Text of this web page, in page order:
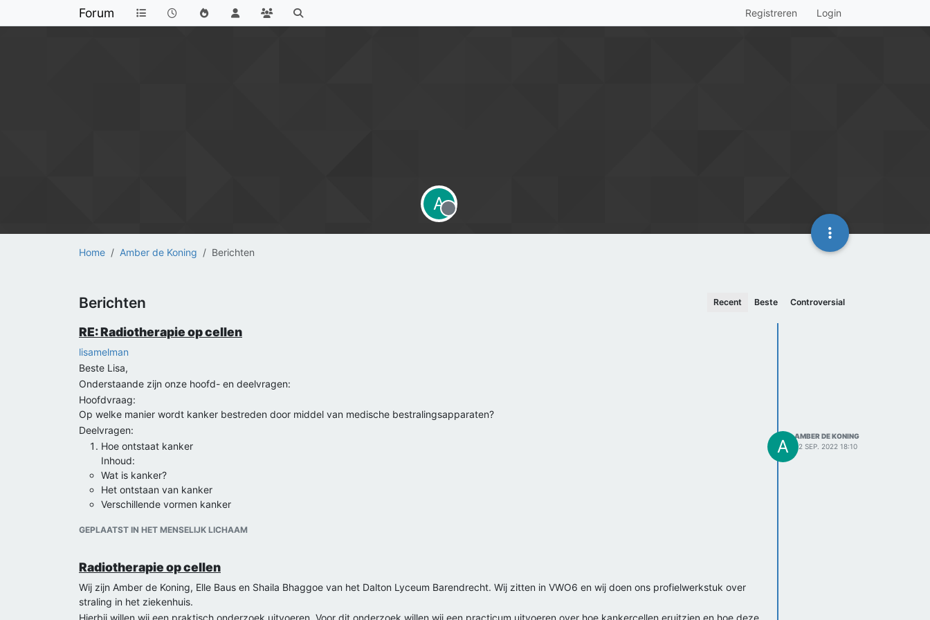
Forum Registreren Login
Home Amber de Koning Berichten
A
Offline
Berichten Recent Beste Controversial
RE: Radiotherapie op cellen
lisamelman
Beste Lisa,
Onderstaande zijn onze hoofd- en deelvragen:
Hoofdvraag:
Op welke manier wordt kanker bestreden door middel van medische bestralingsapparaten?
Deelvragen:
Hoe ontstaat kanker
Inhoud:
Wat is kanker?
Het ontstaan van kanker
Verschillende vormen kanker
Inhoud:
Wat is straling?
bestralingen van verschillende soorten kanker
Wat is de werking van straling op cellen?
Inhoud:
GEPLAATST IN HET MENSELIJK LICHAAM
A
AMBER DE KONING
22 SEP. 2022 18:10
Radiotherapie op cellen
Wij zijn Amber de Koning, Elle Baus en Shaila Bhaggoe van het Dalton Lyceum Barendrecht. Wij zitten in VWO6 en wij doen ons profielwerkstuk over
straling in het ziekenhuis.
Hierbij willen wij een praktisch onderzoek uitvoeren. Voor dit onderzoek willen wij een practicum uitvoeren over hoe kankercellen eruitzien en hoe deze